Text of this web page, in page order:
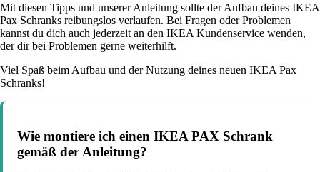
Mit diesen Tipps und unserer Anleitung sollte der Aufbau deines IKEA
Pax Schranks reibungslos verlaufen. Bei Fragen oder Problemen
kannst du dich auch jederzeit an den IKEA Kundenservice wenden,
der dir bei Problemen gerne weiterhilft.
Viel Spaß beim Aufbau und der Nutzung deines neuen IKEA Pax
Schranks!
Wie montiere ich einen IKEA PAX Schrank
gemäß der Anleitung?